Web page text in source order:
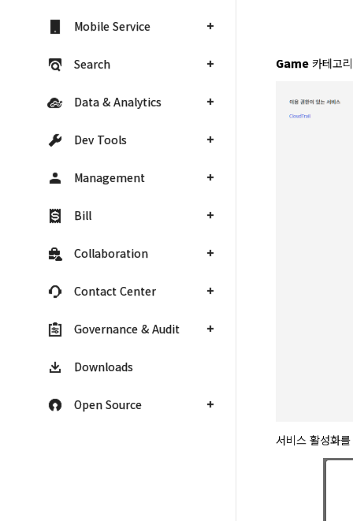
Mobile Service
Search
Data & Analytics
Dev Tools
Management
Bill
Collaboration
Contact Center
Governance & Audit
Downloads
Open Source
Game 카테고
서비스 활성화